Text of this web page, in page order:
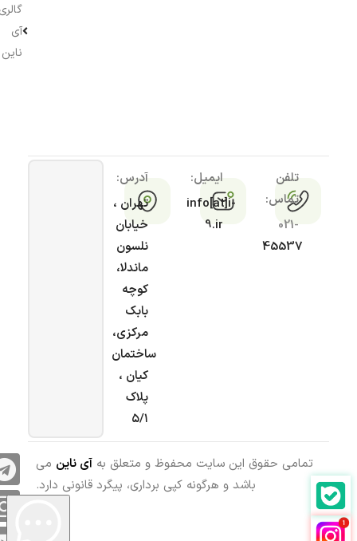
آی
ناین
تلفن
تماس:
021-
45537
ایمیل:
info[at]i-
9.ir
آدرس:
تهران ،
خیابان
نلسون
ماندلا،
کوچه
بابک
مرکزی،
ساختمان
کیان ،
پلاک
۵/۱
تمامی حقوق این سایت محفوظ و متعلق به آی ناین می
باشد و هرگونه کپی برداری، پیگرد قانونی دارد.